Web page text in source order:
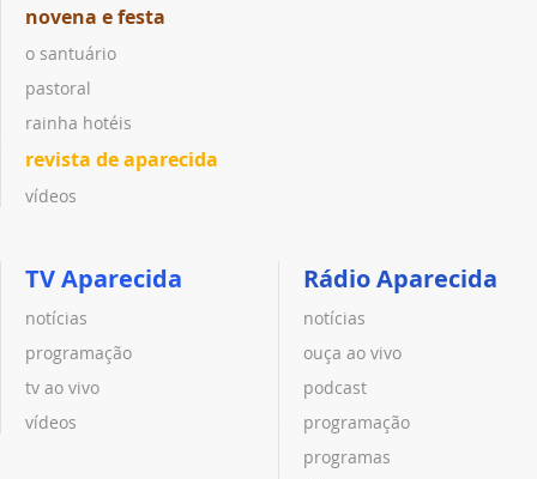
novena e festa
o santuário
pastoral
rainha hotéis
revista de aparecida
vídeos
TV Aparecida
notícias
programação
tv ao vivo
vídeos
Rádio Aparecida
notícias
ouça ao vivo
podcast
programação
programas